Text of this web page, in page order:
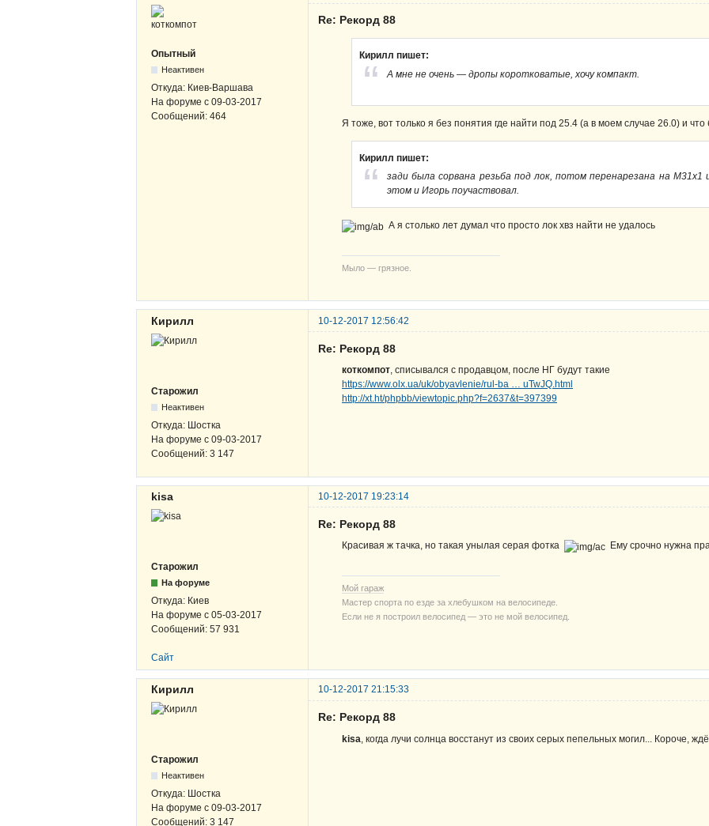
Опытный
Неактивен
Откуда: Киев-Варшава
На форуме с 09-03-2017
Сообщений: 464
Re: Рекорд 88
Кирилл пишет:
А мне не очень — дропы коротковатые, хочу компакт.
Я тоже, вот только я без понятия где найти под 25.4 (а в моем случае 26.0) и
Кирилл пишет:
зади была сорвана резьба под лок, потом перенарезана на
этом и Игорь поучаствовал.
А я столько лет думал что просто лок хвз найти не удалось
Мыло — грязное.
Кирилл 10-12-2017 12:56:42
Старожил
Неактивен
Откуда: Шостка
На форуме с 09-03-2017
Сообщений: 3 147
Re: Рекорд 88
коткомпот, списывался с продавцом, после НГ будут такие
https://www.olx.ua/uk/obyavlenie/rul-ba … uTwJQ.html
http://xt.ht/phpbb/viewtopic.php?f=2637&t=397399
kisa 10-12-2017 19:23:14
Старожил
На форуме
Откуда: Киев
На форуме с 05-03-2017
Сообщений: 57 931
Re: Рекорд 88
Красивая ж тачка, но такая унылая серая фотка Ему срочно нужна
Мой гараж
Мастер спорта по езде за хлебушком на велосипеде.
Если не я построил велосипед — это не мой велосипед.
Сайт
Кирилл 10-12-2017 21:15:33
Старожил
Неактивен
Откуда: Шостка
На форуме с 09-03-2017
Сообщений: 3 147
Re: Рекорд 88
kisa , когда лучи солнца восстанут из своих серых пепельных могил... Короче,